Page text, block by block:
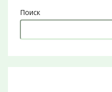
Поиск